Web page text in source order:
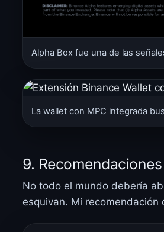
Alpha Box fue una de las
La wallet con MPC integrada
9.
No todo el mundo debería
esquivan. Mi